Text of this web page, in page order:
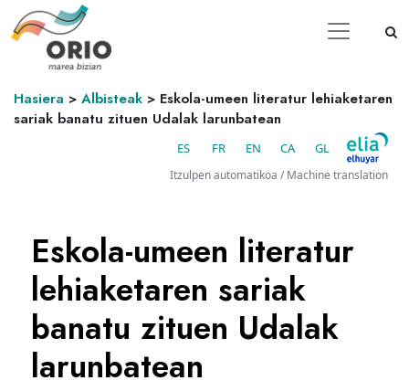
Hasiera > Albisteak > Eskola-umeen literatur lehiaketaren
sariak banatu zituen Udalak larunbatean
ES FR EN CA GL
Itzulpen automatikoa / Machine translation
Eskola-umeen literatur
lehiaketaren sariak
banatu zituen Udalak
larunbatean